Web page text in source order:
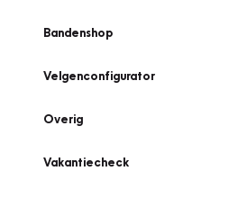
Bandenshop
Velgenconfigurator
Overig
Vakantiecheck